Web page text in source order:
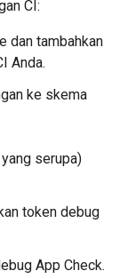
CI:
dan tambahkan
Anda.
ke skema
serupa)
token debug
App Check.